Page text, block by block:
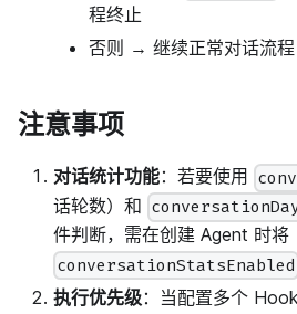
程终止
否则 → 继续正常对话流程
注意事项
对话统计功能：若要使用
话轮数）和
件判断，需在创建 Agent 时将
conversationStatsEnabled
执行优先级：当配置多个